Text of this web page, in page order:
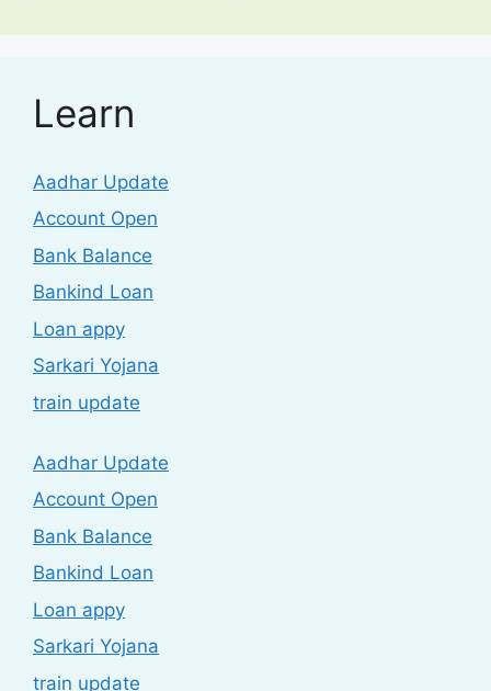
Learn
Aadhar Update
Account Open
Bank Balance
Bankind Loan
Loan appy
Sarkari Yojana
train update
Aadhar Update
Account Open
Bank Balance
Bankind Loan
Loan appy
Sarkari Yojana
train update